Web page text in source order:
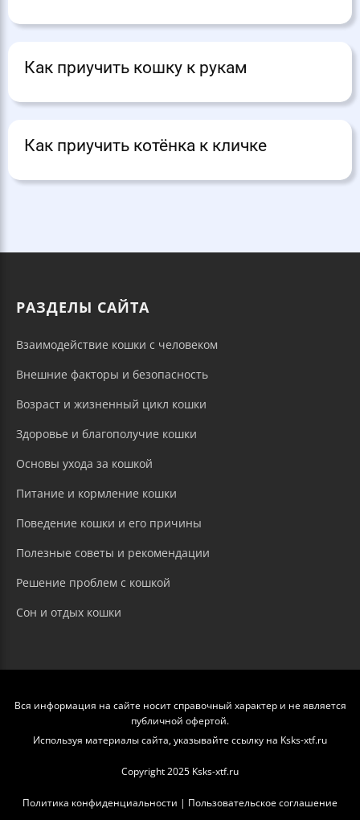
Как приучить кошку к рукам
Как приучить котёнка к кличке
РАЗДЕЛЫ САЙТА
Взаимодействие кошки с человеком
Внешние факторы и безопасность
Возраст и жизненный цикл кошки
Здоровье и благополучие кошки
Основы ухода за кошкой
Питание и кормление кошки
Поведение кошки и его причины
Полезные советы и рекомендации
Решение проблем с кошкой
Сон и отдых кошки
Вся информация на сайте носит справочный характер и не является
публичной офертой.
Используя материалы сайта, указывайте ссылку на Ksks-xtf.ru
Copyright 2025 Ksks-xtf.ru
Политика конфиденциальности | Пользовательское соглашение